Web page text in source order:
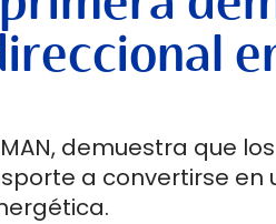
demuestra que
a convertirse